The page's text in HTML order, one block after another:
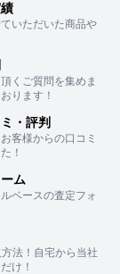
いただいた商品や
くご質問を集めま
ります！
・評判
客様からの口コミ
！
ム
ベースの査定フォ
方法！自宅から当社
け！